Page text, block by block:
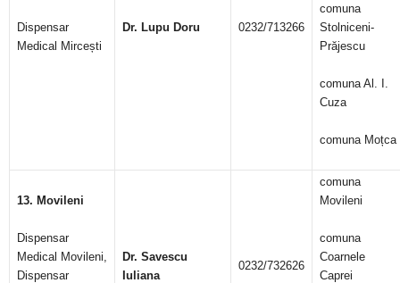
Dispensar
Medical Mircești
Dr. Lupu Doru 0232/713266
comuna
Stolniceni-
Prăjescu
comuna Al. I.
Cuza
comuna Moțca
13. Movileni
Dispensar
Medical Movileni,
Dispensar
Dr. Savescu
Iuliana
0232/732626
comuna
Movileni
comuna
Coarnele
Caprei